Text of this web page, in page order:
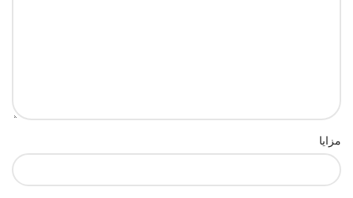
مزایا